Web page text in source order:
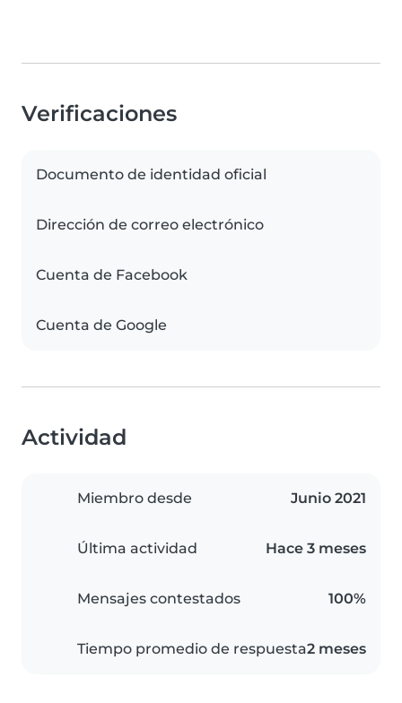
Verificaciones
Documento de identidad oficial
Dirección de correo electrónico
Cuenta de Facebook
Cuenta de Google
Actividad
Miembro desde Junio 2021
Última actividad Hace 3 meses
Mensajes contestados 100%
Tiempo promedio de respuesta2 meses